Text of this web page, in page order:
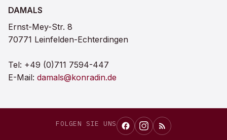
DAMALS
Ernst-Mey-Str. 8
70771 Leinfelden-Echterdingen
Tel: +49 (0)711 7594-447
E-Mail: damals@konradin.de
FOLGEN SIE UNS